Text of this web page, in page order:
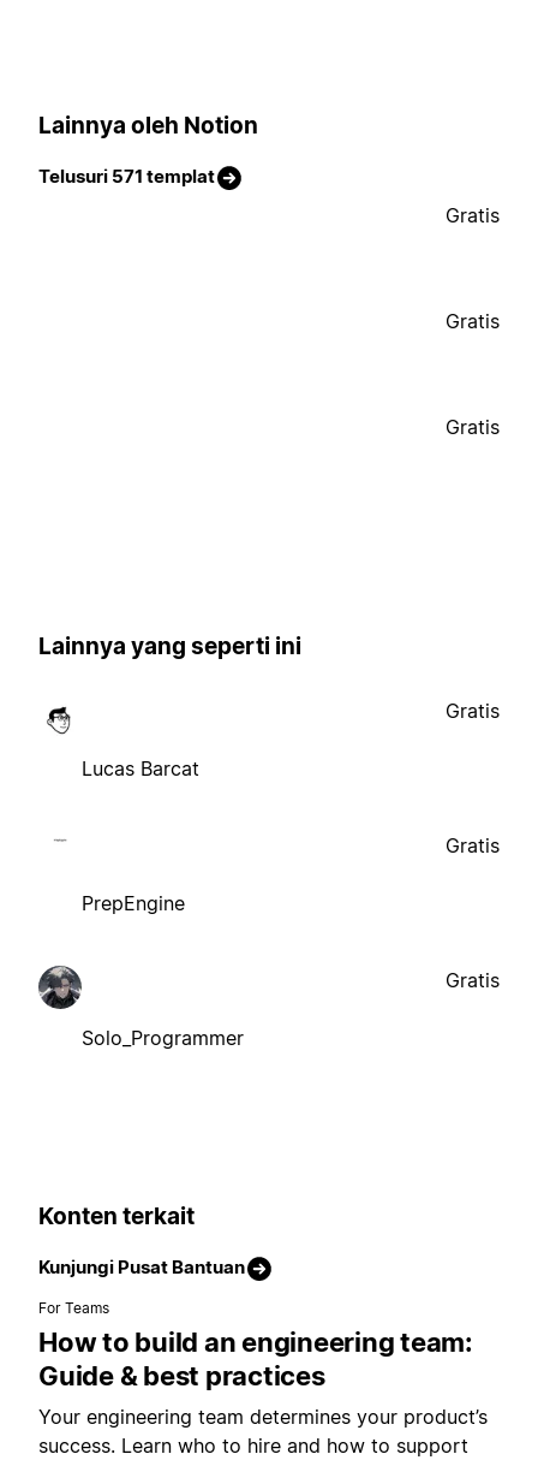
Lainnya oleh Notion
Telusuri 571 templat
Gratis
Gratis
Gratis
Lainnya yang seperti ini
Lucas Barcat
Gratis
PrepEngine
Gratis
Solo_Programmer
Gratis
Konten terkait
Kunjungi Pusat Bantuan
For Teams
How to build an engineering team:
Guide & best practices
Your engineering team determines your product’s
success. Learn who to hire and how to support